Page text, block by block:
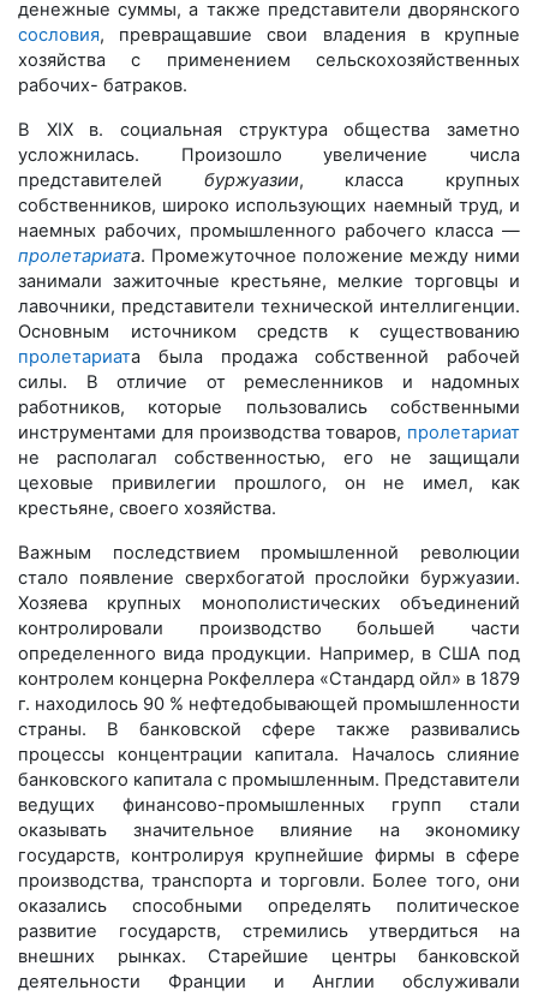
денежные суммы, а также представители дворянского
сословия, превращавшие свои владения в крупные
хозяйства с применением сельскохозяйственных
рабочих- батраков.
В XIX в. социальная структура общества заметно
усложнилась. Произошло увеличение числа
представителей буржуазии, класса крупных
собственников, широко использующих наемный труд, и
наемных рабочих, промышленного рабочего класса —
пролетариата. Промежуточное положение между ними
занимали зажиточные крестьяне, мелкие торговцы и
лавочники, представители технической интеллигенции.
Основным источником средств к существованию
пролетариата была продажа собственной рабочей
силы. В отличие от ремесленников и надомных
работников, которые пользовались собственными
инструментами для производства товаров, пролетариат
не располагал собственностью, его не защищали
цеховые привилегии прошлого, он не имел, как
крестьяне, своего хозяйства.
Важным последствием промышленной революции
стало появление сверхбогатой прослойки буржуазии.
Хозяева крупных монополистических объединений
контролировали производство большей части
определенного вида продукции. Например, в США под
контролем концерна Рокфеллера «Стандард ойл» в 1879
г. находилось 90 % нефтедобывающей промышленности
страны. В банковской сфере также развивались
процессы концентрации капитала. Началось слияние
банковского капитала с промышленным. Представители
ведущих финансово-промышленных групп стали
оказывать значительное влияние на экономику
государств, контролируя крупнейшие фирмы в сфере
производства, транспорта и торговли. Более того, они
оказались способными определять политическое
развитие государств, стремились утвердиться на
внешних рынках. Старейшие центры банковской
деятельности Франции и Англии обслуживали